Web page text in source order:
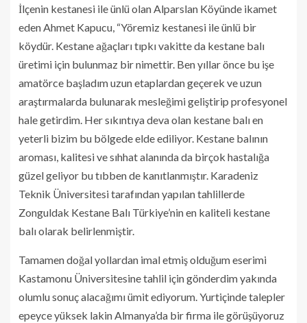
İlçenin kestanesi ile ünlü olan Alparslan Köyünde ikamet
eden Ahmet Kapucu, “Yöremiz kestanesi ile ünlü bir
köydür. Kestane ağaçları tıpkı vakitte da kestane balı
üretimi için bulunmaz bir nimettir. Ben yıllar önce bu işe
amatörce başladım uzun etaplardan geçerek ve uzun
araştırmalarda bulunarak mesleğimi geliştirip profesyonel
hale getirdim. Her sıkıntıya deva olan kestane balı en
yeterli bizim bu bölgede elde ediliyor. Kestane balının
aroması, kalitesi ve sıhhat alanında da birçok hastalığa
güzel geliyor bu tıbben de kanıtlanmıştır. Karadeniz
Teknik Üniversitesi tarafından yapılan tahlillerde
Zonguldak Kestane Balı Türkiye’nin en kaliteli kestane
balı olarak belirlenmiştir.
Tamamen doğal yollardan imal etmiş olduğum eserimi
Kastamonu Üniversitesine tahlil için gönderdim yakında
olumlu sonuç alacağımı ümit ediyorum. Yurtiçinde talepler
epeyce yüksek lakin Almanya’da bir firma ile görüşüyoruz